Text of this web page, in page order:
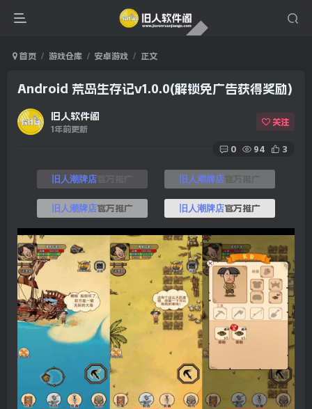
首页 游戏仓库 安卓游戏 正文
Android 荒岛生存记v1.0.0(解锁免广告获得奖励)
旧人软件阁
1年前更新
关注
0 94 3
旧人潮牌店官方推广 旧人潮牌店
旧人潮牌店官方推广 旧人潮牌店官方推广